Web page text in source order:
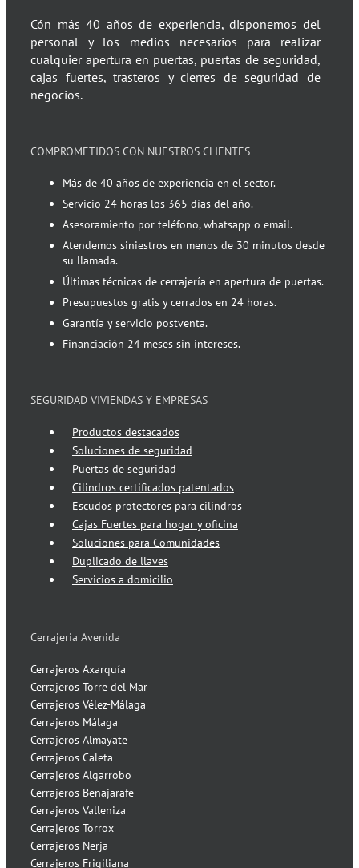
Cón más 40 años de experiencia, disponemos del
personal y los medios necesarios para realizar
cualquier apertura en puertas, puertas de seguridad,
cajas fuertes, trasteros y cierres de seguridad de
negocios.
COMPROMETIDOS CON NUESTROS CLIENTES
Más de 40 años de experiencia en el sector.
Servicio 24 horas los 365 días del año.
Asesoramiento por teléfono, whatsapp o email.
Atendemos siniestros en menos de 30 minutos desde
su llamada.
Últimas técnicas de cerrajería en apertura de puertas.
Presupuestos gratis y cerrados en 24 horas.
Garantía y servicio postventa.
Financiación 24 meses sin intereses.
SEGURIDAD VIVIENDAS Y EMPRESAS
Productos destacados
Soluciones de seguridad
Puertas de seguridad
Cilindros certificados patentados
Escudos protectores para cilindros
Cajas Fuertes para hogar y oficina
Soluciones para Comunidades
Duplicado de llaves
Servicios a domicilio
Cerrajeria Avenida
Cerrajeros Axarquía
Cerrajeros Torre del Mar
Cerrajeros Vélez-Málaga
Cerrajeros Málaga
Cerrajeros Almayate
Cerrajeros Caleta
Cerrajeros Algarrobo
Cerrajeros Benajarafe
Cerrajeros Valleniza
Cerrajeros Torrox
Cerrajeros Nerja
Cerrajeros Frigiliana